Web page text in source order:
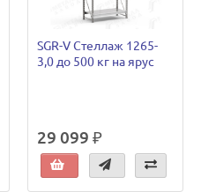
SGR-V Стеллаж 1265-
3,0 до 500 кг на ярус
29 099 ₽